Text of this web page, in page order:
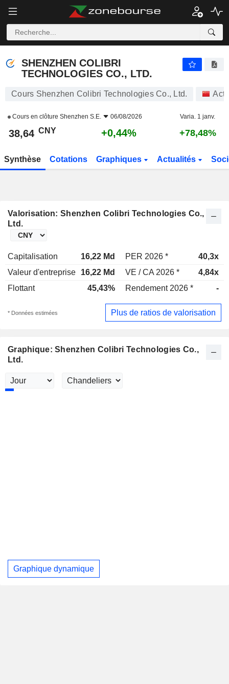
SHENZHEN COLIBRI
TECHNOLOGIES CO., LTD.
Cours Shenzhen Colibri Technologies Co., Ltd.
Cours en clôture Shenzhen S.E. 06/08/2026 Varia. 1 janv.
38,64 CNY +0,44% +78,48%
Synthèse Cotations Graphiques Actualités
Valorisation: Shenzhen Colibri Technologies Co.,
Ltd.
Capitalisation 16,22 Md PER 2026 *
40,3x
Valeur d'entreprise
16,22 Md VE / CA 2026 *
4,84x
Flottant
45,43% Rendement 2026 * -
* Données estimées Plus de ratios de valorisation
Graphique: Shenzhen Colibri Technologies Co.,
Ltd.
Graphique dynamique